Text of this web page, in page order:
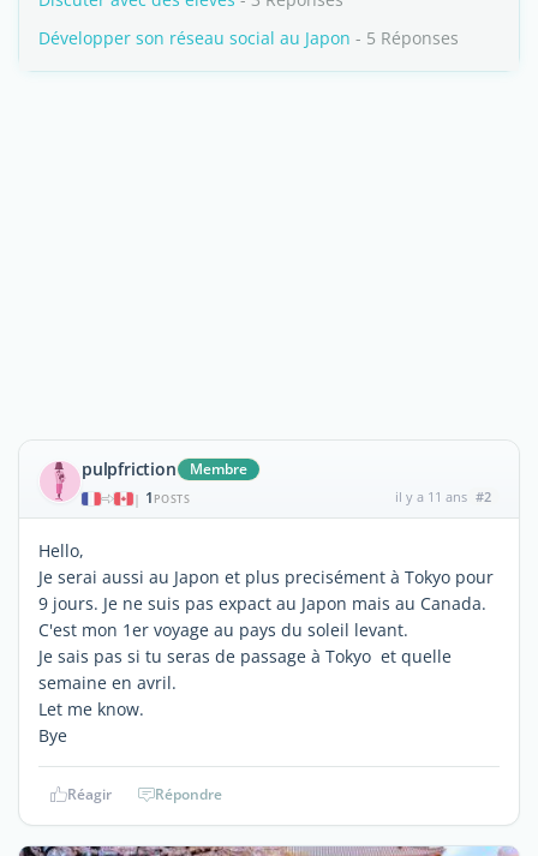
Développer son réseau social au Japon - 5 Réponses
pulpfriction Membre
| 1 POSTS il y a 11 ans #2
Hello,
Je serai aussi au Japon et plus precisément à Tokyo pour
9 jours. Je ne suis pas expact au Japon mais au Canada.
C'est mon 1er voyage au pays du soleil levant.
Je sais pas si tu seras de passage à Tokyo et quelle
semaine en avril.
Let me know.
Bye
Réagir Répondre